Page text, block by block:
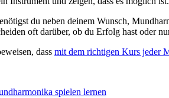
du neben deinem Wunsch,
oft darüber, ob du Erfolg hast oder
dass mit dem richtigen Kurs jeder